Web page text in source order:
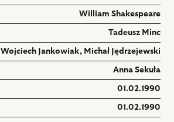
William Shakespeare
Tadeusz Minc
Wojciech Jankowiak, Michał Jędrzejewski
Anna Sekuła
01.02.1990
01.02.1990